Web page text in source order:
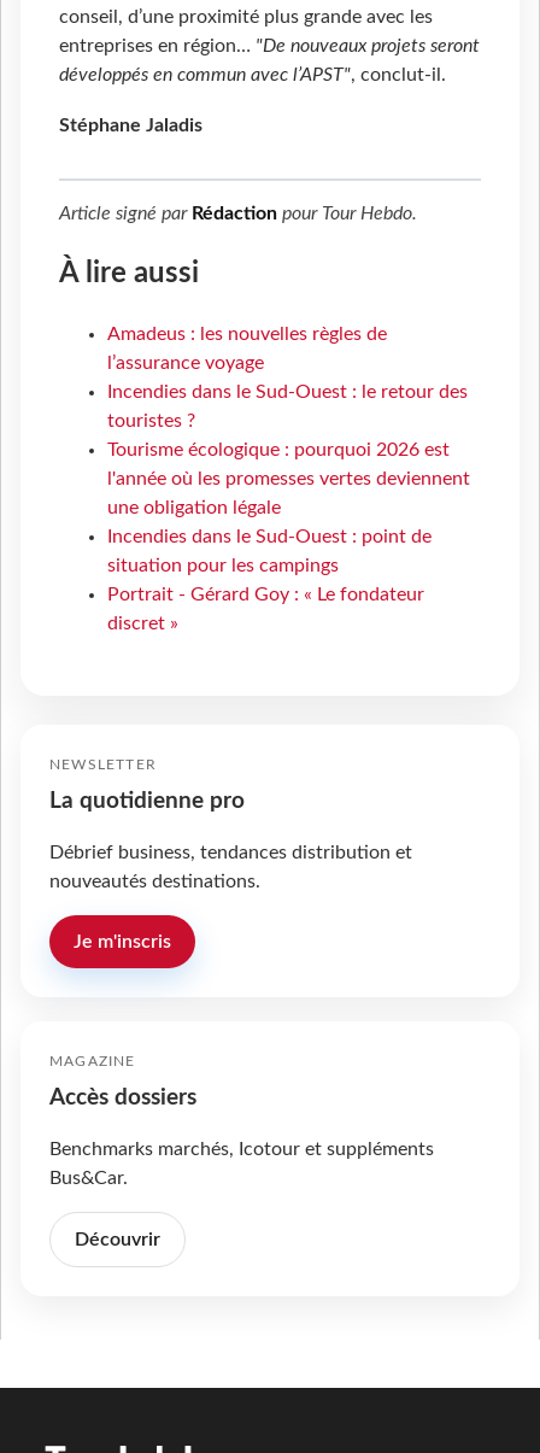
conseil, d’une proximité plus grande avec les
entreprises en région… "De nouveaux projets seront
développés en commun avec l’APST", conclut-il.
Stéphane Jaladis
Article signé par Rédaction pour Tour Hebdo.
À lire aussi
Amadeus : les nouvelles règles de
l’assurance voyage
Incendies dans le Sud-Ouest : le retour des
touristes ?
Tourisme écologique : pourquoi 2026 est
l'année où les promesses vertes deviennent
une obligation légale
Incendies dans le Sud-Ouest : point de
situation pour les campings
Portrait - Gérard Goy : « Le fondateur
discret »
NEWSLETTER
La quotidienne pro
Débrief business, tendances distribution et
nouveautés destinations.
Je m'inscris
MAGAZINE
Accès dossiers
Benchmarks marchés, Icotour et suppléments
Bus&Car.
Découvrir